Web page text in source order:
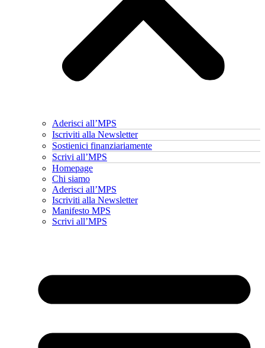
Aderisci all’MPS
Iscriviti alla Newsletter
Sostienici finanziariamente
Scrivi all’MPS
Homepage
Chi siamo
Aderisci all’MPS
Iscriviti alla Newsletter
Manifesto MPS
Scrivi all’MPS